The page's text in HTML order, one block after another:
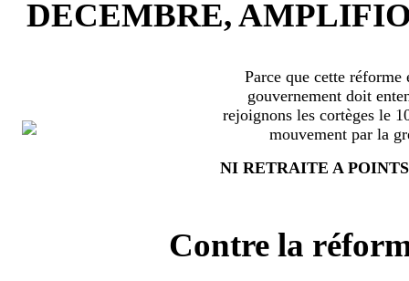
DECEMBRE,
Parce que cette
gouvernement doit
rejoignons les cortèges le
mouvement par la
NI RETRAITE A
Contre la